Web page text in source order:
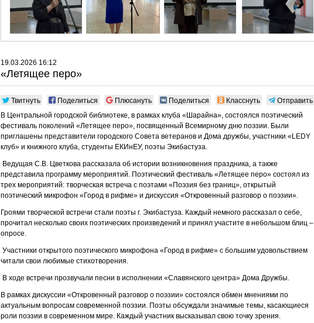
19.03.2026 16:12
«Летящее перо»
Твитнуть Поделиться Плюсануть Поделиться Класснуть Отправить
В Центральной городской библиотеке, в рамках клуба «Шарайна», состоялся поэтический
фестиваль поколений «Летящее перо», посвященный Всемирному дню поэзии. Были
приглашены представители городского Совета ветеранов и Дома дружбы, участники «LEDY
клуб» и книжного клуба, студенты ЕКИнЕУ, поэты Экибастуза.
Ведущая С.В. Цветкова рассказала об истории возникновения праздника, а также
представила программу мероприятий. Поэтический фестиваль «Летящее перо» состоял из
трех мероприятий: творческая встреча с поэтами «Поэзия без границ», открытый
поэтический микрофон «Город в рифме» и дискуссия «Откровенный разговор о поэзии».
Гроями творческой встречи стали поэты г. Экибастуза. Каждый немного рассказал о себе,
прочитал несколько своих поэтических произведений и принял участите в небольшом блиц –
опросе.
Участники открытого поэтического микрофона «Город в рифме» с большим удовольствием
читали свои любимые стихотворения.
В ходе встречи прозвучали песни в исполнении «Славянского центра» Дома Дружбы.
В рамках дискуссии «Откровенный разговор о поэзии» состоялся обмен мнениями по
актуальным вопросам современной поэзии. Поэты обсуждали значимые темы, касающиеся
роли поэзии в современном мире. Каждый участник высказывал свою точку зрения.